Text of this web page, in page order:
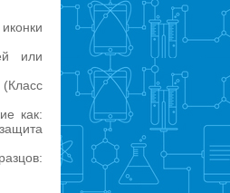
или
как: